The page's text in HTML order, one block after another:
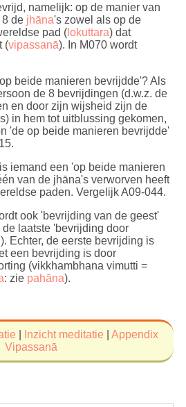
namelijk: op de manier van
de jhāna's zowel als op de
pad (lokuttara) dat
(vipassanā). In M070 wordt
beide manieren bevrijdde'? Als
de 8 bevrijdingen (d.w.z. de
en door zijn wijsheid zijn de
in hem tot uitblussing gekomen,
'de op beide manieren bevrijdde'
iemand een 'op beide manieren
van de jhāna's verworven heeft
paden. Vergelijk A09-044.
ook 'bevrijding van de geest'
de laatste 'bevrijding door
). Echter, de eerste bevrijding is
een bevrijding is door
(vikkhambhana vimutti =
: zie pahāna).
Inzicht meditatie
Appendix
Vipassanā